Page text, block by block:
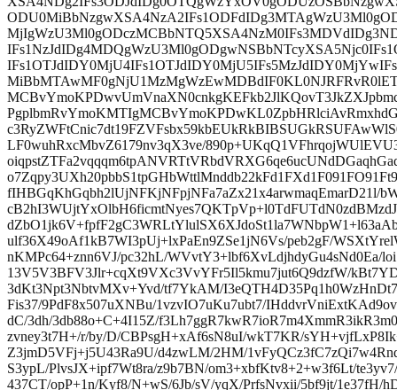
LF0wuhRxcMbvZ6179nv3qX3ve/
fIHBGqKhGqbh2lUjNFKjNFpjNFa7aZx21x4arwmaqEmarD21l/
ulf36X49oAf1kB7WI3pUj+lxPaEn9ZSe1jN6Vs/peb2gF/
nKMPc64+znn6VJ/pc32hL/WVvtY3+lbf6XvLdjhdyGu4sNd0Ea/
13V5V3BFV3Jlr+cqXt9VXc3VvYFr5Il5kmu7jut6Q9dzfW/
3dKt3Npt3NbtvMXv+Yvd/tf7YkAM/
Fis37/9PdF8x507uXNBu/1vzvIO7uKu7ubt7/
dC/3dh/3db88o+C+4I15Z/
zvney3t7H+/r/by/D/CBPsgH+xAf6sN8uI/wkT7KR/
Z3jmD5VFj+j5U43Ra9U/d4zwLM/2HM/
S3ypL/PlvsJX+ipf7Wt8ra/z9b7BN/om3+xbfKtv8+2+w3f6Lt/
437CT/opP+1n/Kyf8/N+wS/6Jb/sV/yqX/PrfsNvxii/5bf9jt/1e37fH/